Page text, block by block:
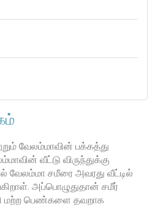
வேலம்மாவின் பக்கத்து
வீட்டு விருந்துக்கு
வேலம்மா சமீரை அவரது வீட்டில்
அப்பொழுதுதான் சமீர்
மற்ற பெண்களை தவறாக